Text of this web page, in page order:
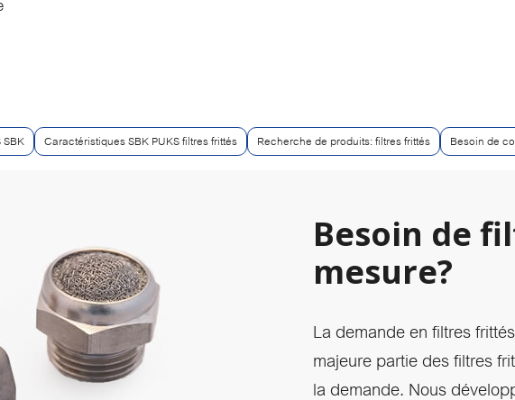
SBK Caractéristiques SBK PUKS filtres frittés Recherche de produits: filtres frittés Besoin de
Besoin de
mesure?
La demande en filtres
majeure partie des filtres
la demande. Nous